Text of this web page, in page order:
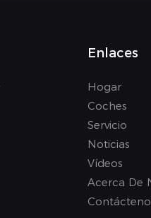
Enlaces
Hogar
Coches
Servicio
Noticias
Vídeos
Acerca De